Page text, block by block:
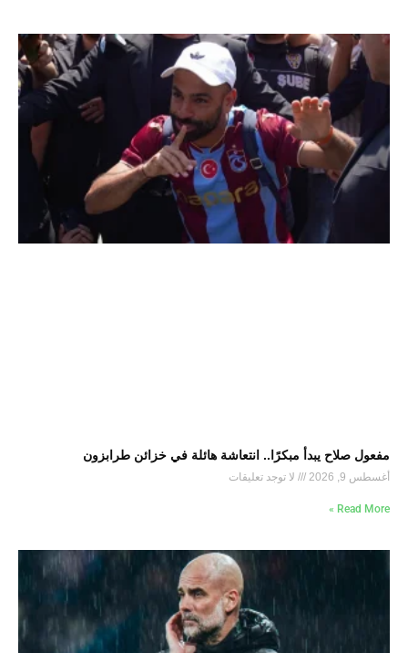
مفعول صلاح يبدأ مبكرًا.. انتعاشة هائلة في خزائن طرابزون
أغسطس 9, 2026 لا توجد تعليقات
Read More »